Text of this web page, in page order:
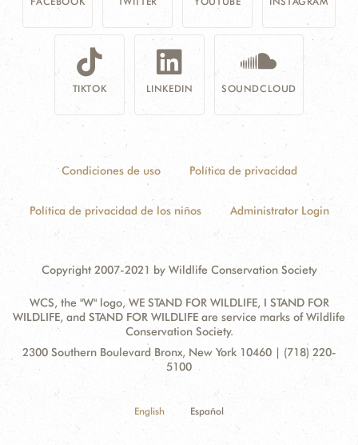
TIKTOK LINKEDIN SOUNDCLOUD
Condiciones de uso Política de privacidad
Política de privacidad de los niños Administrator Login
Copyright 2007-2021 by Wildlife Conservation Society
WCS, the "W" logo, WE STAND FOR WILDLIFE, I STAND FOR
WILDLIFE, and STAND FOR WILDLIFE are service marks of Wildlife
Conservation Society.
Contact
Address:
2300 Southern Boulevard Bronx, New York 10460 | (718) 220-
5100
English Español